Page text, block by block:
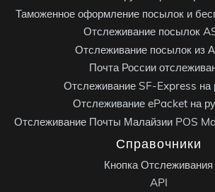
Таможенное оформление посылок и
Отслеживание посылок
Отслеживание посылок из
Почта России
Отслеживание SF-Express на
Отслеживание ePacket на
Отслеживание Почты Малайзии POS
Справочники
Кнопка Отслеживания
API